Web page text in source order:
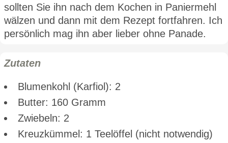
sollten Sie ihn nach dem Kochen in Paniermehl
wälzen und dann mit dem Rezept fortfahren. Ich
persönlich mag ihn aber lieber ohne Panade.
Zutaten
Blumenkohl (Karfiol): 2
Butter: 160 Gramm
Zwiebeln: 2
Kreuzkümmel: 1 Teelöffel (nicht notwendig)